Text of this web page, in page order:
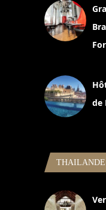
de
THAILANDE